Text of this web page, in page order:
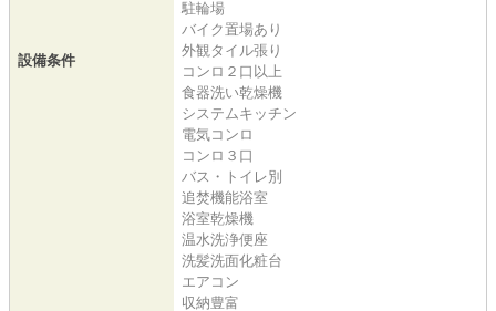
設備条件
駐輪場
バイク置場あり
外観タイル張り
コンロ２口以上
食器洗い乾燥機
システムキッチン
電気コンロ
コンロ３口
バス・トイレ別
追焚機能浴室
浴室乾燥機
温水洗浄便座
洗髪洗面化粧台
エアコン
収納豊富